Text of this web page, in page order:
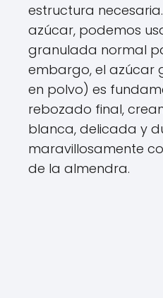
estructura
azúcar, podemos
granulada normal
embargo, el azúcar
en polvo) es
rebozado final,
blanca, delicada y
maravillosamente
de la almendra.